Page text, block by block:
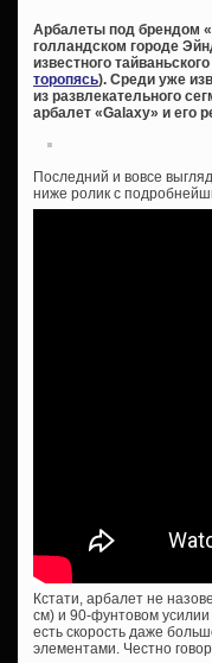
Арбалеты под брендом
голландском городе
известного
торопясь). Среди уже
из развлекательного
арбалет «Galaxy» и его
Последний и вовсе
ниже ролик с
Кстати, арбалет не
см) и 90-фунтовом
есть скорость даже
элементами. Честно